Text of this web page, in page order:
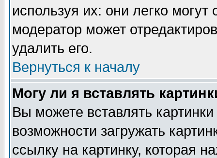
используя их: они легко
модератор может
удалить его.
Вернуться к началу
Могу ли я вставлять
Вы можете вставлять
возможности загружать
ссылку на картинку, которая